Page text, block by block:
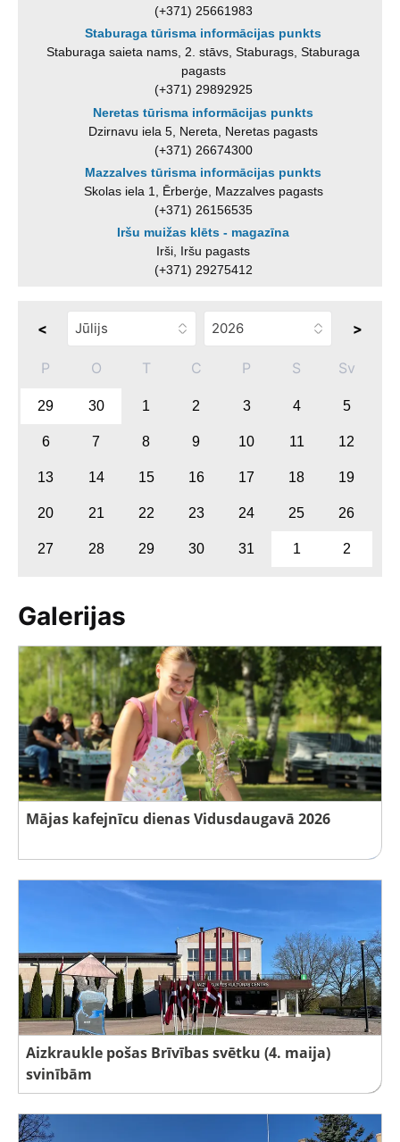
(+371) 25661983
Staburaga tūrisma informācijas punkts
Staburaga saieta nams, 2. stāvs, Staburags, Staburaga
pagasts
(+371) 29892925
Neretas tūrisma informācijas punkts
Dzirnavu iela 5, Nereta, Neretas pagasts
(+371) 26674300
Mazzalves tūrisma informācijas punkts
Skolas iela 1, Ērberģe, Mazzalves pagasts
(+371) 26156535
Iršu muižas klēts - magazīna
Irši, Iršu pagasts
(+371) 29275412
< >
P O T C P S Sv
29 30 1 2 3 4 5
6 7 8 9 10 11 12
13 14 15 16 17 18 19
20 21 22 23 24 25 26
27 28 29 30 31 1 2
Galerijas
Mājas kafejnīcu dienas Vidusdaugavā 2026
Aizkraukle pošas Brīvības svētku (4. maija)
svinībām